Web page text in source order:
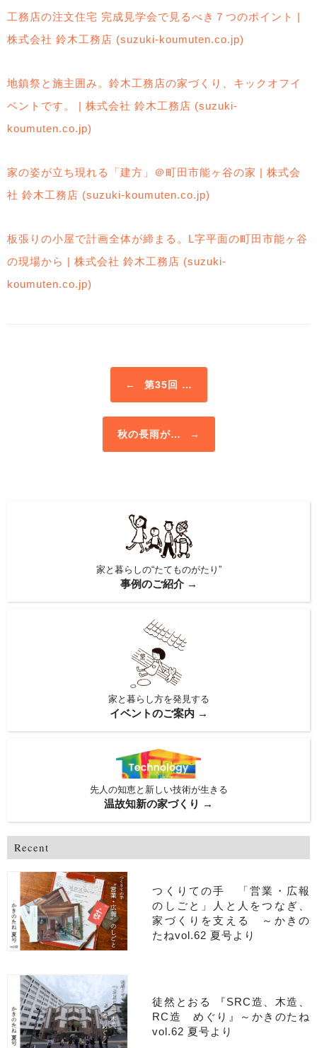
工務店の注文住宅 完成見学会で見るべき７つのポイント |
株式会社 鈴木工務店 (suzuki-koumuten.co.jp)
地鎮祭と施主囲み。鈴木工務店の家づくり、キックオフイ
ベントです。 | 株式会社 鈴木工務店 (suzuki-
koumuten.co.jp)
家の姿が立ち現れる「建方」＠町田市能ヶ谷の家 | 株式会
社 鈴木工務店 (suzuki-koumuten.co.jp)
板張りの小屋で計画全体が締まる。L字平面の町田市能ヶ谷
の現場から | 株式会社 鈴木工務店 (suzuki-
koumuten.co.jp)
← 第35回 …
秋の長雨が… →
家と暮らしの“たてものがたり”
事例のご紹介 →
家と暮らし方を発見する
イベントのご案内 →
先人の知恵と新しい技術が生きる
温故知新の家づくり →
Recent
つくりての手 「営業・広報
のしごと」人と人をつなぎ、
家づくりを支える ～かきの
たねvol.62 夏号より
徒然とおる 『SRC造、木造、
RC造 めぐり』～かきのたね
vol.62 夏号より